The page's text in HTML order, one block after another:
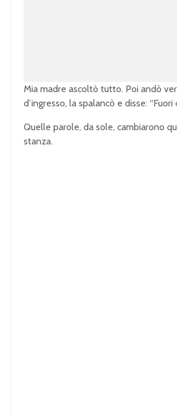
Mia madre ascoltò tutto. Poi andò
d’ingresso, la spalancò e disse: “Fuori
Quelle parole, da sole, cambiarono
stanza.